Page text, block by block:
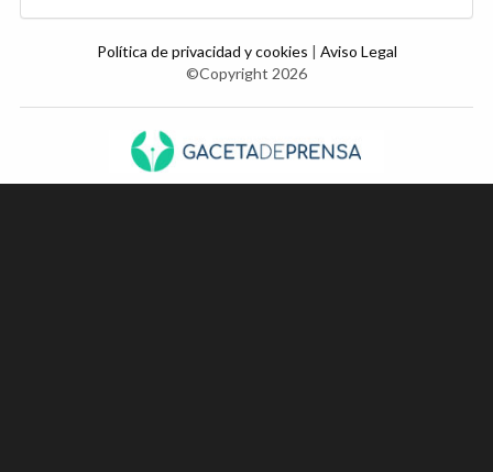
Política de privacidad y cookies | Aviso Legal
©Copyright 2026